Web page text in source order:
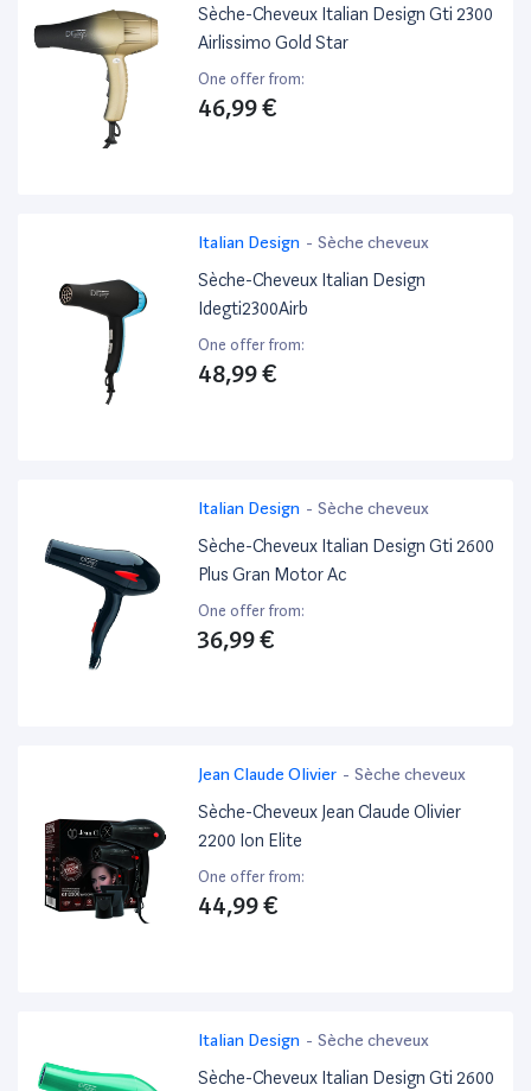
Sèche-Cheveux Italian Design Gti 2300
Airlissimo Gold Star
One offer from:
46,99 €
Italian Design - Sèche cheveux
Sèche-Cheveux Italian Design
Idegti2300Airb
One offer from:
48,99 €
Italian Design - Sèche cheveux
Sèche-Cheveux Italian Design Gti 2600
Plus Gran Motor Ac
One offer from:
36,99 €
Jean Claude Olivier - Sèche cheveux
Sèche-Cheveux Jean Claude Olivier
2200 Ion Elite
One offer from:
44,99 €
Italian Design - Sèche cheveux
Sèche-Cheveux Italian Design Gti 2600